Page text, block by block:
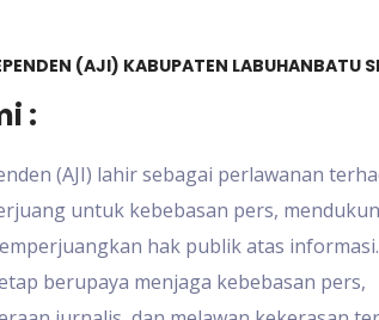
(AJI) KABUPATEN LABUHANBATU
:
(AJI) lahir sebagai perlawanan
untuk kebebasan pers,
hak publik atas
berupaya menjaga kebebasan pers,